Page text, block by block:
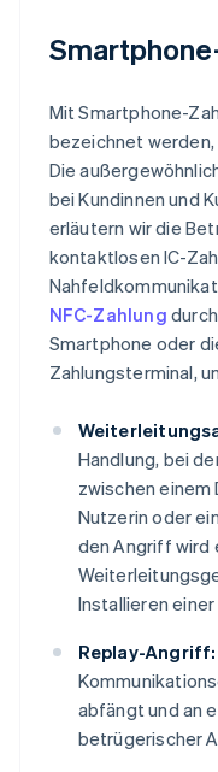
Mit Smartphone-
bezeichnet
Die
bei Kundinnen und
erläutern wir die
kontaktlosen IC-
NFC-Zahlung
Smartphone oder
Zahlungsterminal,
Handlung, bei
zwischen
Nutzerin oder
den Angriff wird
Installieren
Replay-Angriff:
abfängt und an
betrügerischer